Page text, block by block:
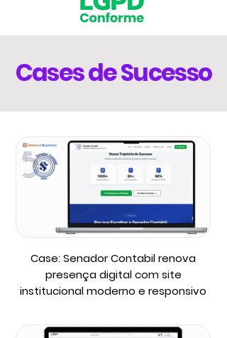
Cases de Sucesso
Case: Senador Contabil renova
presença digital com site
institucional moderno e responsivo